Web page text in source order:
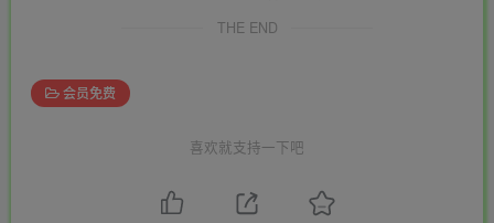
THE END
会员免费
喜欢就支持一下吧